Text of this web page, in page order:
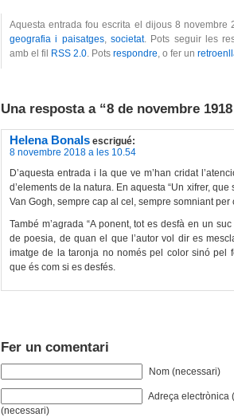
Aquesta entrada fou escrita el dijous 8 novembre
geografia i paisatges, societat. Pots seguir les
amb el fil
RSS 2.0. Pots respondre, o fer un
Una resposta a “8 de novembre
Helena Bonals escrigué:
8 novembre 2018 a les 10.54
D’aquesta entrada i la que ve m’han cridat
d’elements de la natura. En aquesta “Un xifrer, que
Van Gogh, sempre cap al cel, sempre somniant per
També m’agrada “A ponent, tot es desfà en un
de poesia, de quan el que l’autor vol dir es
imatge de la taronja no només pel color sinó pel
que és com si es desfés.
Fer un comentari
Nom (necessari)
Adreça electrònica
(necessari)